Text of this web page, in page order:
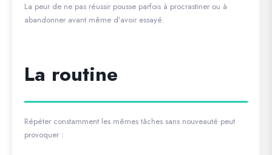
La peur de ne pas réussir pousse parfois à procrastiner ou à
abandonner avant même d’avoir essayé.
La routine
Répéter constamment les mêmes tâches sans nouveauté peut
provoquer :